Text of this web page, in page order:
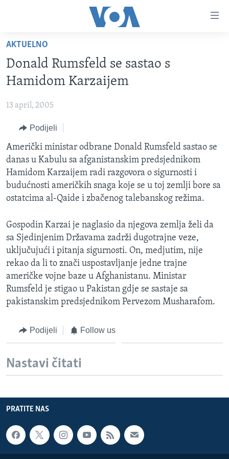
glavni
sadržaj
Pređi
na
glavnu
navigaciju
pretragu
TV PROGRAM
VIJESTI
SJEDINJENE AMERIČKE DRŽAVE
BOSNA I HERCEGOVINA
NAUKA I TEHNOLOGIJA
SPECIJALNI PROJEKTI
KORUPCIJA
SLOBODA MEDIJA
ŽENSKA STRANA
IZBJEGLIČKA STRANA
MAGAZIN
O GLASU AMERIKE
Learning English
Jezici
AKTUELNO
Donald Rumsfeld se sastao s
Hamidom Karzaijem
13 april, 2005
Podijeli
Američki ministar odbrane Donald Rumsfeld sastao se
danas u Kabulu sa afganistanskim predsjednikom
Hamidom Karzaijem radi razgovora o sigurnosti i
budućnosti američkih snaga koje se u toj zemlji bore sa
ostatcima al-Qaide i zbačenog talebanskog režima.
Gospodin Karzai je naglasio da njegova zemlja želi da
sa Sjedinjenim Državama zadrži dugotrajne veze,
uključujući i pitanja sigurnosti. On, medjutim, nije
rekao da li to znači uspostavljanje jedne trajne
američke vojne baze u Afghanistanu. Ministar
Rumsfeld je stigao u Pakistan gdje se sastaje sa
pakistanskim predsjednikom Pervezom Musharafom.
Podijeli Follow us
Nastavi čitati
PRATITE NAS